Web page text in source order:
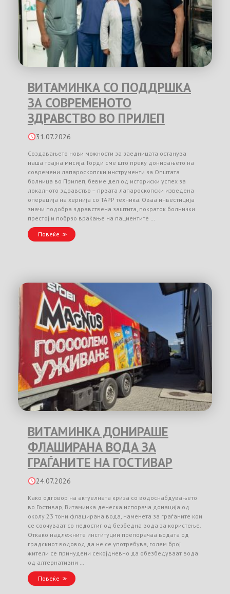
ВИТАМИНКА СО ПОДДРШКА
ЗА СОВРЕМЕНОТО
ЗДРАВСТВО ВО ПРИЛЕП
31.07.2026
Создавањето нови можности за заедницата останува
наша трајна мисија. Горди сме што преку донирањето на
современи лапароскопски инструменти за Општата
болница во Прилеп, бевме дел од историски успех за
локалното здравство – првата лапароскопски изведена
операција на хернија со TAPP техника. Оваа инвестиција
значи подобра здравствена заштита, пократок болнички
престој и побрзо враќање на пациентите …
Повеќе
ВИТАМИНКА ДОНИРАШЕ
ФЛАШИРАНА ВОДА ЗА
ГРАЃАНИТЕ НА ГОСТИВАР
24.07.2026
Како одговор на актуелната криза со водоснабдувањето
во Гостивар, Витаминка денеска испорача донација од
околу 23 тони флаширана вода, наменета за граѓаните кои
се соочуваат со недостиг од безбедна вода за користење.
Откако надлежните институции препорачаа водата од
градскиот водовод да не се употребува, голем број
жители се принудени секојдневно да обезбедуваат вода
од алтернативни …
Повеќе